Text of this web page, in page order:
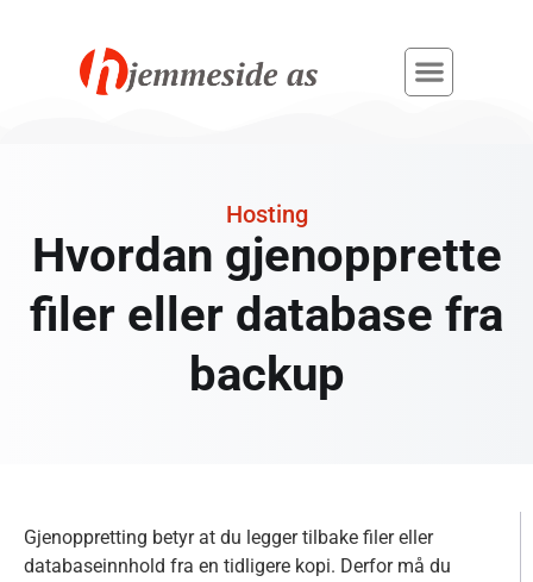
Hosting
Hvordan gjenopprette
filer eller database fra
backup
Gjenoppretting betyr at du legger tilbake filer eller
databaseinnhold fra en tidligere kopi. Derfor må du